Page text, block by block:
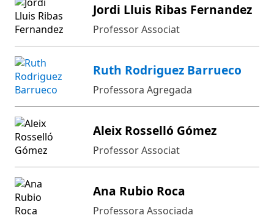
Jordi Lluis Ribas Fernandez
Professor Associat
Ruth Rodriguez Barrueco
Professora Agregada
Aleix Rosselló Gómez
Professor Associat
Ana Rubio Roca
Professora Associada